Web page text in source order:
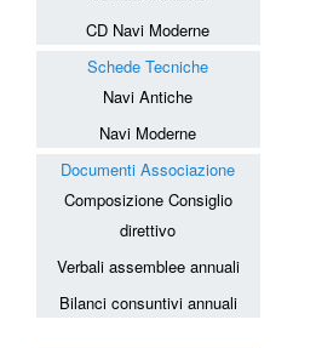
CD Navi Moderne
Schede Tecniche
Navi Antiche
Navi Moderne
Documenti Associazione
Composizione Consiglio
direttivo
Verbali assemblee annuali
Bilanci consuntivi annuali